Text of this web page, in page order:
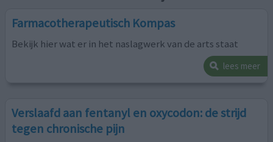
Farmacotherapeutisch Kompas
Bekijk hier wat er in het naslagwerk van de arts staat
lees meer
Verslaafd aan fentanyl en oxycodon: de strijd
tegen chronische pijn